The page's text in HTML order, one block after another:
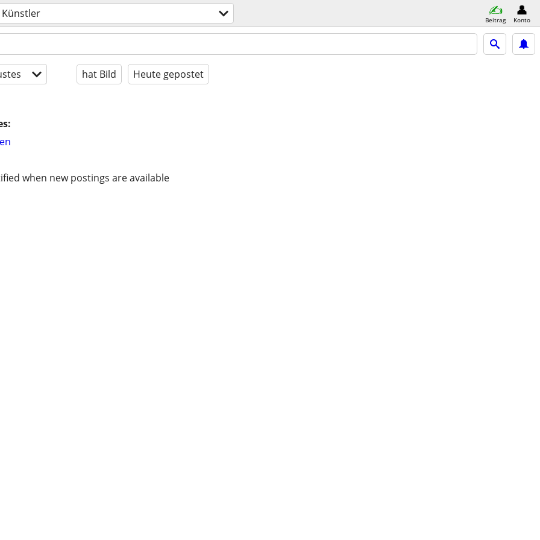
Künstler Beitrag Konto
hat Bild Heute gepostet
when new postings are available